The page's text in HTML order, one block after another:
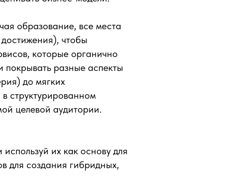
образование, все места
чтобы
которые органично
покрывать разные аспекты
до мягких
структурированном
целевой аудитории.
их как основу для
для создания гибридных,